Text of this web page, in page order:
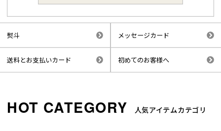
熨斗 メッセージカード
送料とお支払いカード 初めてのお客様へ
人気アイテムカテゴリ